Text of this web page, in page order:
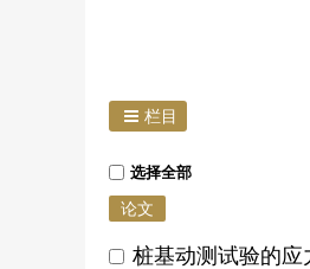
栏目
选择全部
论文
桩基动测试验的